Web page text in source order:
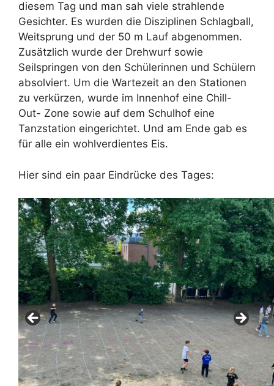
diesem Tag und man sah viele strahlende
Gesichter. Es wurden die Disziplinen Schlagball,
Weitsprung und der 50 m Lauf abgenommen.
Zusätzlich wurde der Drehwurf sowie
Seilspringen von den Schülerinnen und Schülern
absolviert. Um die Wartezeit an den Stationen
zu verkürzen, wurde im Innenhof eine Chill-
Out- Zone sowie auf dem Schulhof eine
Tanzstation eingerichtet. Und am Ende gab es
für alle ein wohlverdientes Eis.
Hier sind ein paar Eindrücke des Tages: